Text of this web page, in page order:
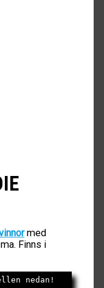
med
Finns i
nedan!